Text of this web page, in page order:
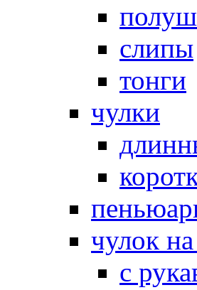
слипы
тонги
чулки
чулок
с